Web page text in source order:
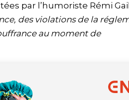
par l’humoriste Rémi
des violations de la
au moment de